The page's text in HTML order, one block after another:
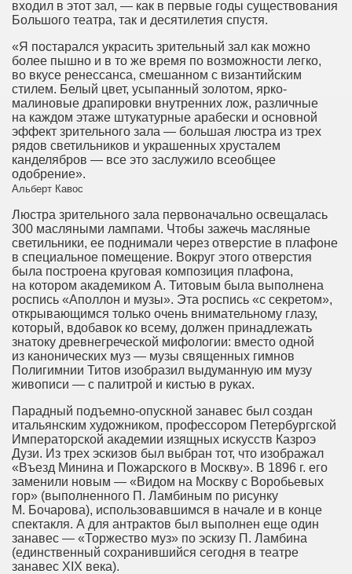
входил в этот зал, — как в первые годы существования
Большого театра, так и десятилетия спустя.
«Я постарался украсить зрительный зал как можно
более пышно и в то же время по возможности легко,
во вкусе ренессанса, смешанном с византийским
стилем. Белый цвет, усыпанный золотом, ярко-
малиновые драпировки внутренних лож, различные
на каждом этаже штукатурные арабески и основной
эффект зрительного зала — большая люстра из трех
рядов светильников и украшенных хрусталем
канделябров — все это заслужило всеобщее
одобрение».
Альберт Кавос
Люстра зрительного зала первоначально освещалась
300 масляными лампами. Чтобы зажечь масляные
светильники, ее поднимали через отверстие в плафоне
в специальное помещение. Вокруг этого отверстия
была построена круговая композиция плафона,
на котором академиком А. Титовым была выполнена
роспись «Аполлон и музы». Эта роспись «с секретом»,
открывающимся только очень внимательному глазу,
который, вдобавок ко всему, должен принадлежать
знатоку древнегреческой мифологии: вместо одной
из канонических муз — музы священных гимнов
Полигимнии Титов изобразил выдуманную им музу
живописи — с палитрой и кистью в руках.
Парадный подъемно-опускной занавес был создан
итальянским художником, профессором Петербургской
Императорской академии изящных искусств Казроэ
Дузи. Из трех эскизов был выбран тот, что изображал
«Въезд Минина и Пожарского в Москву». В 1896 г. его
заменили новым — «Видом на Москву с Воробьевых
гор» (выполненного П. Ламбиным по рисунку
М. Бочарова), использовавшимся в начале и в конце
спектакля. А для антрактов был выполнен еще один
занавес — «Торжество муз» по эскизу П. Ламбина
(единственный сохранившийся сегодня в театре
занавес XIX века).